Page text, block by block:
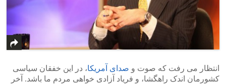
انتظار می رفت که صوت و صدای آمریکا، در این خفقان سیاسی
کشورمان اندک راهگشا، و فریاد آزادی خواهی مردم ما باشد. آخر